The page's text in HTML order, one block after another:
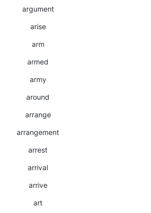
argument
arise
arm
armed
army
around
arrange
arrangement
arrest
arrival
arrive
art